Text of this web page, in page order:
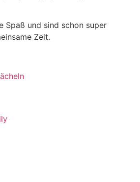
Spaß und sind schon super
Zeit.